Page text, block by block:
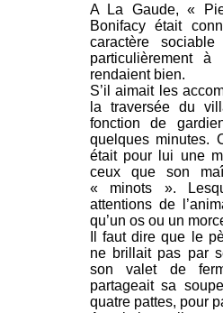
A La Gaude, «
Bonifacy était
caractère
particulièrement
rendaient bien.
S’il aimait les
la traversée du
fonction de
quelques minutes.
était pour lui une
ceux que son
« minots ».
attentions de
qu’un os ou un
Il faut dire que le
ne brillait pas par
son valet de
partageait sa
quatre pattes, pour